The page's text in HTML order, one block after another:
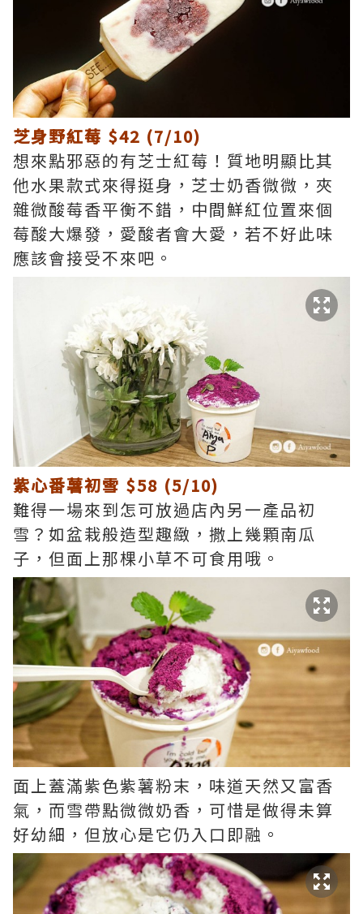
芝身野紅莓 $42 (7/10)
想來點邪惡的有芝士紅莓！質地明顯比其
他水果款式來得挺身，芝士奶香微微，夾
雜微酸莓香平衡不錯，中間鮮紅位置來個
莓酸大爆發，愛酸者會大愛，若不好此味
應該會接受不來吧。
紫心番薯初雪 $58 (5/10)
難得一場來到怎可放過店內另一產品初
雪？如盆栽般造型趣緻，撒上幾顆南瓜
子，但面上那棵小草不可食用哦。
面上蓋滿紫色紫薯粉末，味道天然又富香
氣，而雪帶點微微奶香，可惜是做得未算
好幼細，但放心是它仍入口即融。